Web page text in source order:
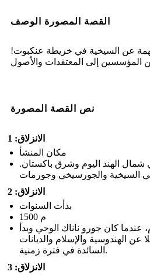
القصة المصورة الوصف
عن السيخية في خريطة عنكبوت!
نص القصة المصورة
الانزلاق: 1
مكان المنشأ
الهند اليوم وشرق باكستان.
الانزلاق: 2
بدأت السنوات
1500 م
الإيمان السيخ حوالي 1500 م، عندما كان جورو ناناك الوحي وبدأ
الهندوسية والإسلام والديانات
السائدة في فترة زمنية.
الانزلاق: 3